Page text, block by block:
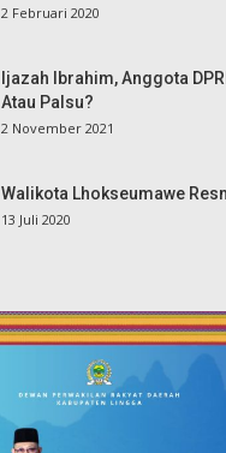
2 Februari 2020
Ijazah Ibrahim, Anggota
Atau Palsu?
2 November 2021
Walikota Lhokseumawe
13 Juli 2020